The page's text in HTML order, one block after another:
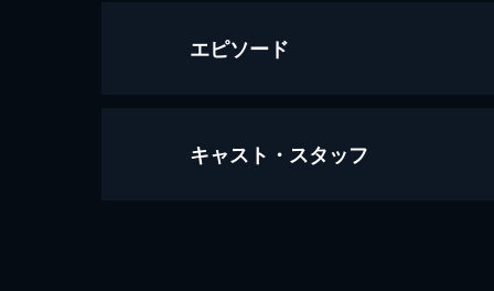
エピソード
半世界
キャスト・スタッフ